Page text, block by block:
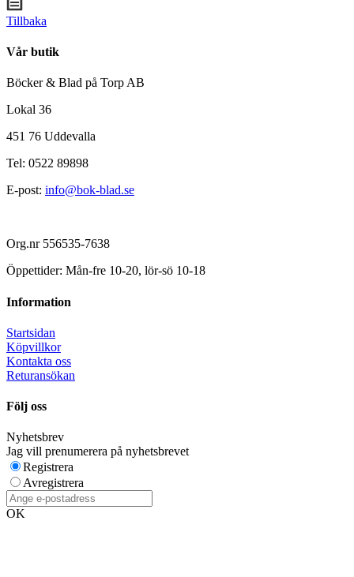
Tillbaka
Vår butik
Böcker & Blad på Torp AB
Lokal 36
451 76 Uddevalla
Tel: 0522 89898
E-post: info@bok-blad.se
Org.nr 556535-7638
Öppettider: Mån-fre 10-20, lör-sö 10-18
Information
Startsidan
Köpvillkor
Kontakta oss
Returansökan
Följ oss
Nyhetsbrev
Jag vill prenumerera på nyhetsbrevet
Registrera
Avregistrera
OK